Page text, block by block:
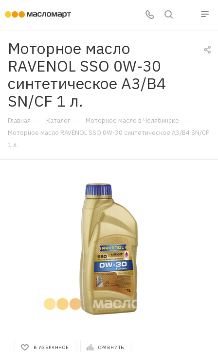
Моторное масло
RAVENOL SSO 0W-30
синтетическое A3/B4
SN/CF 1 л.
Главная — Каталог — Моторное масло в Челябинске —
Моторное масло RAVENOL SSO 0W-30 синтетическое A3/B4 SN/CF
1 л.
В ИЗБРАННОЕ СРАВНИТЬ